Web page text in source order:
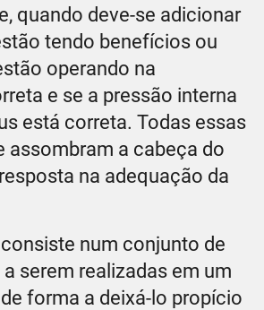
quando deve-se adicionar
tendo benefícios ou
operando na
e se a pressão interna
está correta. Todas essas
assombram a cabeça do
na adequação da
num conjunto de
serem realizadas em um
forma a deixá-lo propício